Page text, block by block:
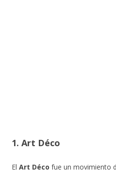
1. Art Déco
El Art Déco fue un movimiento